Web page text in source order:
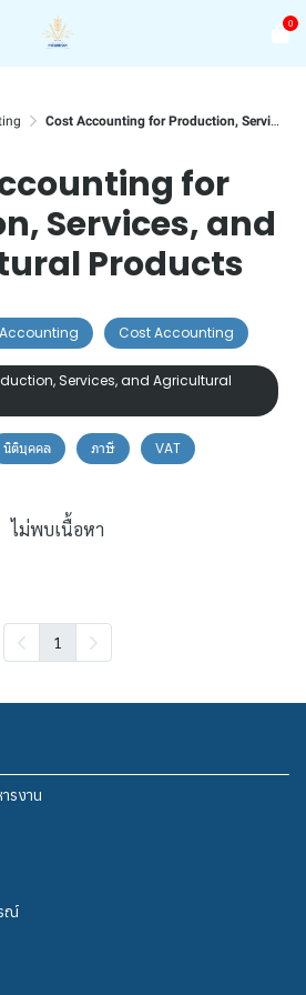
0
Cost Accounting for Production, Services, and Agricultural Products
for
Services, and
Products
Accounting Cost Accounting
Services, and Agricultural
นิติบุคคล ภาษี VAT
ไม่พบเนื้อหา
1
รงาน
ณ์